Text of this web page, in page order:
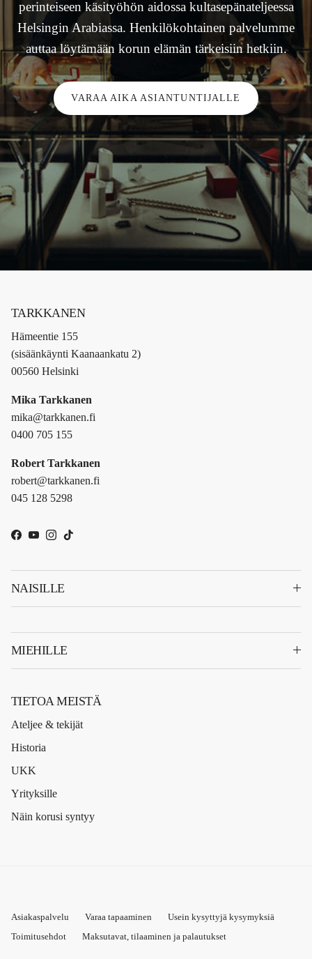
perinteiseen käsityöhön aidossa kultasepänateljeessa
Helsingin Arabiassa. Henkilökohtainen palvelumme
auttaa löytämään korun elämän tärkeisiin hetkiin.
VARAA AIKA ASIANTUNTIJALLE
TARKKANEN
Hämeentie 155
(sisäänkäynti Kaanaankatu 2)
00560 Helsinki
Mika Tarkkanen
mika@tarkkanen.fi
0400 705 155
Robert Tarkkanen
robert@tarkkanen.fi
045 128 5298
Facebook
YouTube
Instagram
TikTok
NAISILLE
MIEHILLE
TIETOA MEISTÄ
Ateljee & tekijät
Historia
UKK
Yrityksille
Näin korusi syntyy
Asiakaspalvelu Varaa tapaaminen
Usein kysyttyjä kysymyksiä
Toimitusehdot
Maksutavat, tilaaminen ja palautukset